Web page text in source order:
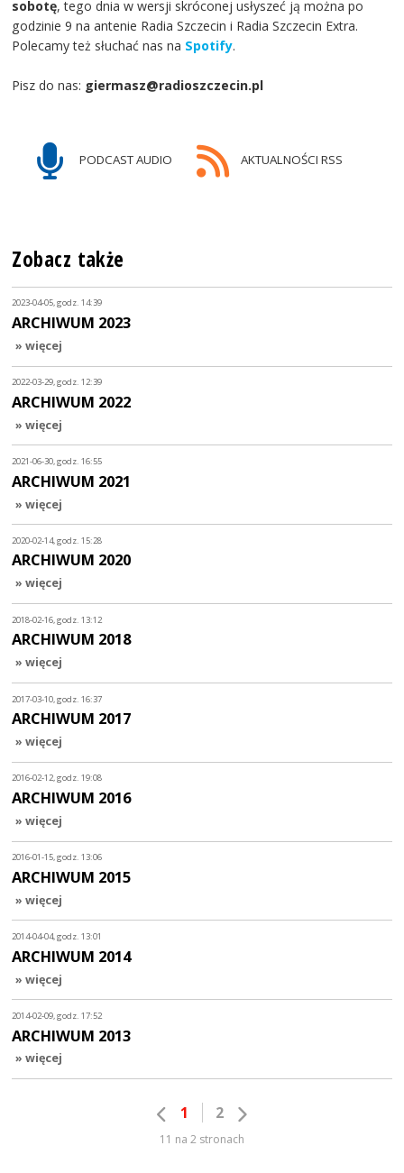
sobotę, tego dnia w wersji skróconej usłyszeć ją można po
godzinie 9 na antenie Radia Szczecin i Radia Szczecin Extra.
Polecamy też słuchać nas na Spotify.
Pisz do nas: giermasz@radioszczecin.pl
PODCAST AUDIO AKTUALNOŚCI RSS
Zobacz także
2023-04-05, godz. 14:39
ARCHIWUM 2023
» więcej
2022-03-29, godz. 12:39
ARCHIWUM 2022
» więcej
2021-06-30, godz. 16:55
ARCHIWUM 2021
» więcej
2020-02-14, godz. 15:28
ARCHIWUM 2020
» więcej
2018-02-16, godz. 13:12
ARCHIWUM 2018
» więcej
2017-03-10, godz. 16:37
ARCHIWUM 2017
» więcej
2016-02-12, godz. 19:08
ARCHIWUM 2016
» więcej
2016-01-15, godz. 13:06
ARCHIWUM 2015
» więcej
2014-04-04, godz. 13:01
ARCHIWUM 2014
» więcej
2014-02-09, godz. 17:52
ARCHIWUM 2013
» więcej
1 2
11 na 2 stronach